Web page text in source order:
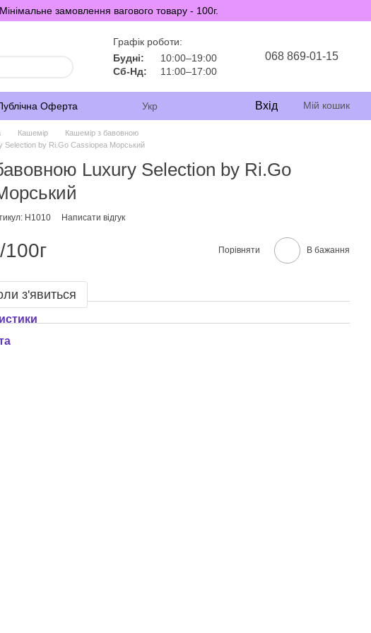
замовлення вагового товару - 100г.
Графік роботи:
Будні:
10:00–19:00
Сб-Нд:
11:00–17:00
068 869-01-15
Оферта Укр Вхід Мій кошик
Кашемір
Кашемір з бавовною
Selection by Ri.Go Cassiopea Морський
Luxury Selection by Ri.Go
H1010 Написати відгук
Порівняти В бажання
з'явиться